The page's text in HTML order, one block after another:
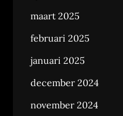
maart 2025
februari 2025
januari 2025
december 2024
november 2024